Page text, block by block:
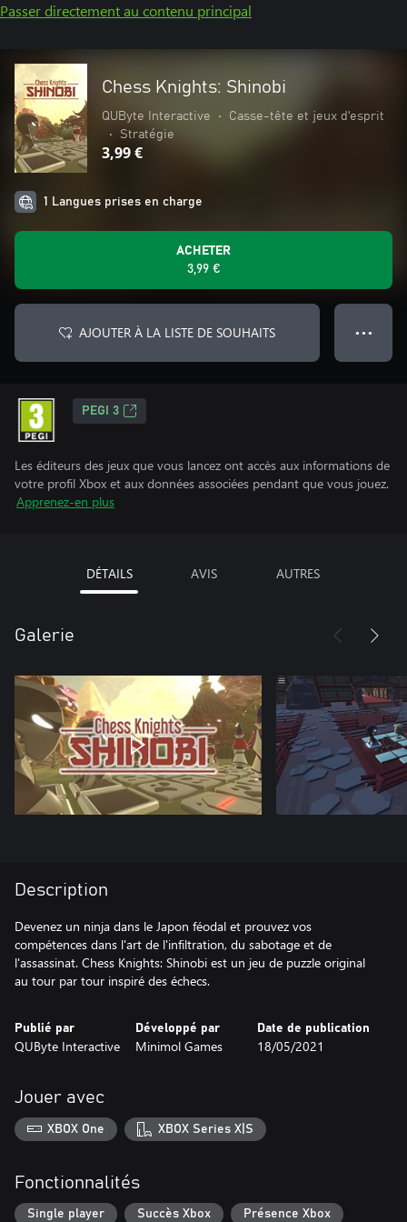
Passer directement au contenu principal
Chess Knights: Shinobi
QUByte Interactive •
Casse-tête et jeux d'esprit
•
Stratégie
3,99 €
1 Langues prises en charge
ACHETER
3,99 €
AJOUTER À LA LISTE DE SOUHAITS ● ● ●
PEGI 3
Les éditeurs des jeux que vous lancez ont accès aux informations de
votre profil Xbox et aux données associées pendant que vous jouez.
Apprenez-en plus
DÉTAILS AVIS AUTRES
Galerie
Description
Devenez un ninja dans le Japon féodal et prouvez vos
compétences dans l'art de l'infiltration, du sabotage et de
l'assassinat. Chess Knights: Shinobi est un jeu de puzzle original
au tour par tour inspiré des échecs.
Publié par
QUByte Interactive
Développé par
Minimol Games
Date de publication
18/05/2021
Jouer avec
XBOX One XBOX Series X|S
Fonctionnalités
Single player Succès Xbox Présence Xbox